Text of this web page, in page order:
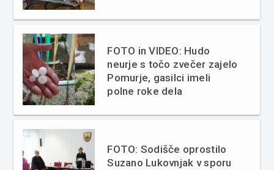
FOTO in VIDEO: Hudo
neurje s točo zvečer zajelo
Pomurje, gasilci imeli
polne roke dela
FOTO: Sodišče oprostilo
Suzano Lukovnjak v sporu